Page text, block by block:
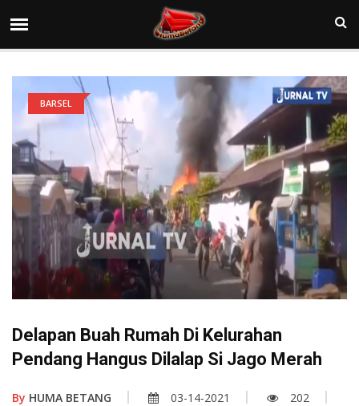
BARSEL
Delapan Buah Rumah Di Kelurahan
Pendang Hangus Dilalap Si Jago Merah
By HUMA BETANG 03-14-2021
202